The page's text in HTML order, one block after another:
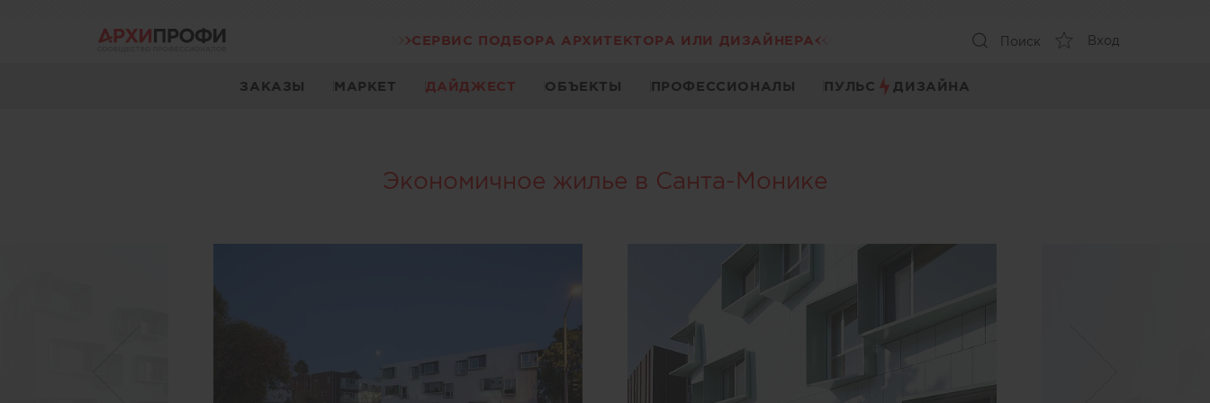
СЕРВИС ПОДБОРА АРХИТЕКТОРА ИЛИ ДИЗАЙНЕРА Поиск Вход
ЗАКАЗЫ МАРКЕТ ДАЙДЖЕСТ ОБЪЕКТЫ ПРОФЕССИОНАЛЫ ПУЛЬС ДИЗАЙНА
Экономичное жилье в Санта-Монике